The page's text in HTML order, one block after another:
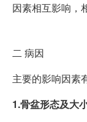
因素相互影响，
二 病因
主要的影响因素
1.骨盆形态及大